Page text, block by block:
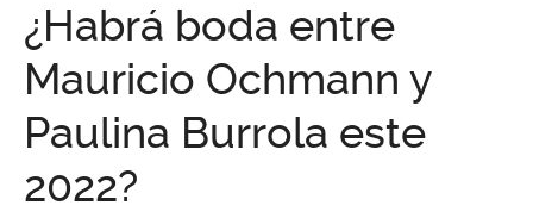
¿Habrá boda entre
Mauricio Ochmann y
Paulina Burrola este
2022?